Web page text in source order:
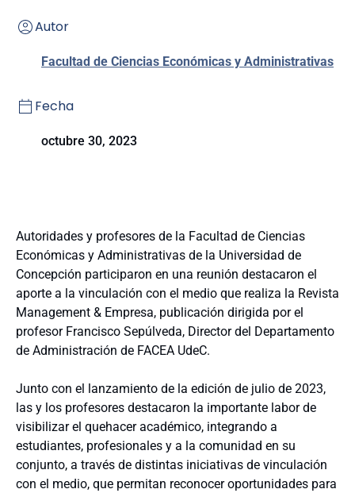
Autor
Facultad de Ciencias Económicas y Administrativas
Fecha
octubre 30, 2023
Autoridades y profesores de la Facultad de Ciencias
Económicas y Administrativas de la Universidad de
Concepción participaron en una reunión destacaron el
aporte a la vinculación con el medio que realiza la Revista
Management & Empresa, publicación dirigida por el
profesor Francisco Sepúlveda, Director del Departamento
de Administración de FACEA UdeC.
Junto con el lanzamiento de la edición de julio de 2023,
las y los profesores destacaron la importante labor de
visibilizar el quehacer académico, integrando a
estudiantes, profesionales y a la comunidad en su
conjunto, a través de distintas iniciativas de vinculación
con el medio, que permitan reconocer oportunidades para